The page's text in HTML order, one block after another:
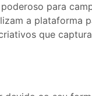
para
a plataforma
que